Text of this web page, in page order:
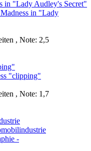
, Note: 2,5
, Note: 1,7
-
, Note: 1,3